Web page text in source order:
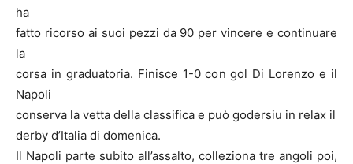
ha
fatto ricorso ai suoi pezzi da 90 per vincere e continuare
la
corsa in graduatoria. Finisce 1-0 con gol Di Lorenzo e il
Napoli
conserva la vetta della classifica e può godersiu in relax il
derby d’Italia di domenica.
Il Napoli parte subito all’assalto, colleziona tre angoli poi,